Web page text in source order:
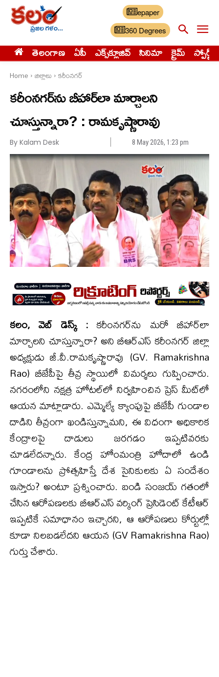
epaper
360 Degrees
తెలంగాణ ఏపీ ఎక్స్‌క్లూజివ్‌ సినిమా క్రైమ్ స్పోర్ట్స్
Home జిల్లాలు కరీంనగర్
కరీంనగర్‌ను బీహార్‌లా మార్చాలని
చూస్తున్నారా? : రామకృష్ణారావు
By Kalam Desk 8 May 2026, 1:23 pm
కలం, వెబ్ డెస్క్ : కరీంనగర్‌ను మరో బీహార్‌లా
మార్చాలని చూస్తున్నారా? అని బీఆర్ఎస్ కరీంనగర్ జిల్లా
అధ్యక్షుడు జీ.వీ.రామకృష్ణారావు (GV. Ramakrishna
Rao) బీజేపీపై తీవ్ర స్థాయిలో విమర్శలు గుప్పించారు.
నగరంలోని నక్షత్ర హోటల్‌లో నిర్వహించిన ప్రెస్ మీట్‌లో
ఆయన మాట్లాడారు. ఎమ్మెల్యే క్యాంపుపై బీజేపీ గుండాల
దాడిని తీవ్రంగా ఖండిస్తున్నామని, ఈ విధంగా అధికారిక
కేంద్రాలపై దాడులు జరగడం ఇప్పటివరకు
చూడలేదన్నారు. కేంద్ర హోంమంత్రి హోదాలో ఉండి
గూండాలను ప్రోత్సహిస్తే దేశ సైనికులకు ఏ సందేశం
ఇస్తారు? అంటూ ప్రశ్నించారు. బండి సంజయ్ గతంలో
చేసిన ఆరోపణలకు బీఆర్ఎస్ వర్కింగ్ ప్రెసిడెంట్ కేటీఆర్
ఇప్పటికే సమాధానం ఇచ్చారని, ఆ ఆరోపణలు కోర్టుల్లో
కూడా నిలబడలేదని ఆయన (GV Ramakrishna Rao)
గుర్తు చేశారు.